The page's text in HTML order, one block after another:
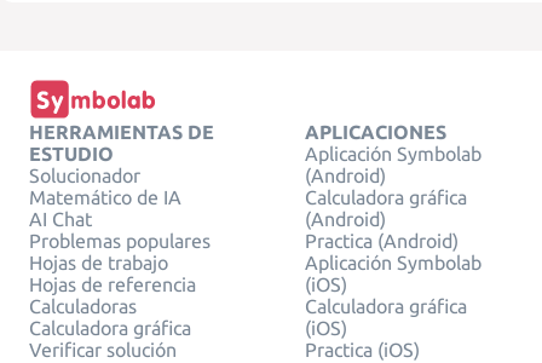
HERRAMIENTAS DE
ESTUDIO
Solucionador
Matemático de IA
AI Chat
Problemas populares
Hojas de trabajo
Hojas de referencia
Calculadoras
Calculadora gráfica
Verificar solución
APLICACIONES
Aplicación Symbolab
(Android)
Calculadora gráfica
(Android)
Practica (Android)
Aplicación Symbolab
(iOS)
Calculadora gráfica
(iOS)
Practica (iOS)